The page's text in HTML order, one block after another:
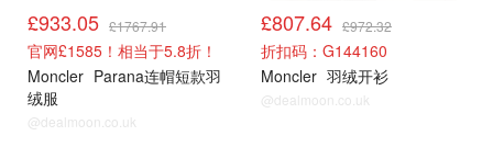
£933.05 £1767.91
官网£1585！相当于5.8折！
Moncler Parana连帽短款羽
绒服
@dealmoon.co.uk
£807.64 £972.32
折扣码：G144160
Moncler 羽绒开衫
@dealmoon.co.uk